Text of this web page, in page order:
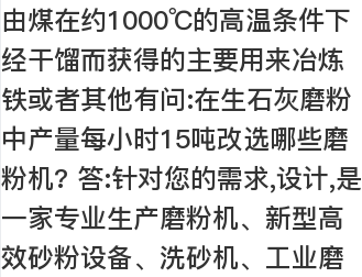
由煤在约1000℃的高温条件下
经干馏而获得的主要用来冶炼
铁或者其他有问:在生石灰磨粉
中产量每小时15吨改选哪些磨
粉机? 答:针对您的需求,设计,是
一家专业生产磨粉机、新型高
效砂粉设备、洗砂机、工业磨